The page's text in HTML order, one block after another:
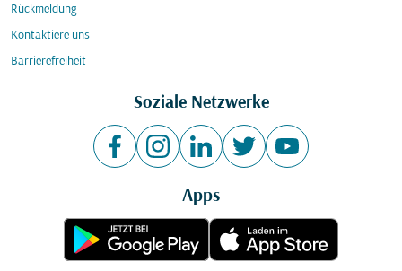
Rückmeldung
Kontaktiere uns
Barrierefreiheit
Soziale Netzwerke
Apps